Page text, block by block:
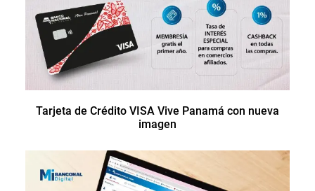
Tarjeta de Crédito VISA Vive Panamá con nueva
imagen